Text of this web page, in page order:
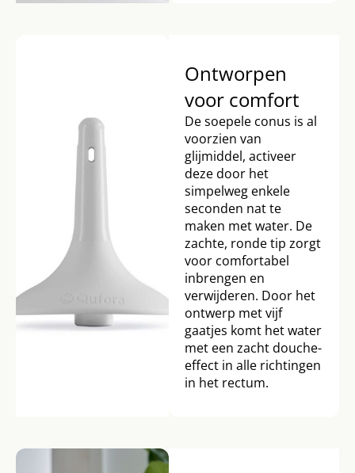
Ontworpen
voor comfort
De soepele conus is al
voorzien van
glijmiddel, activeer
deze door het
simpelweg enkele
seconden nat te
maken met water. De
zachte, ronde tip zorgt
voor comfortabel
inbrengen en
verwijderen. Door het
ontwerp met vijf
gaatjes komt het water
met een zacht douche-
effect in alle richtingen
in het rectum.